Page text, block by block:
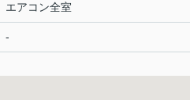
エアコン全室
-